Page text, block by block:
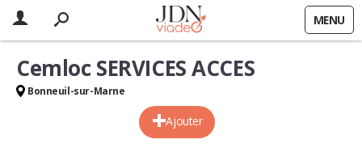
MENU
Ajouter
Cemloc SERVICES ACCES
Bonneuil-sur-Marne